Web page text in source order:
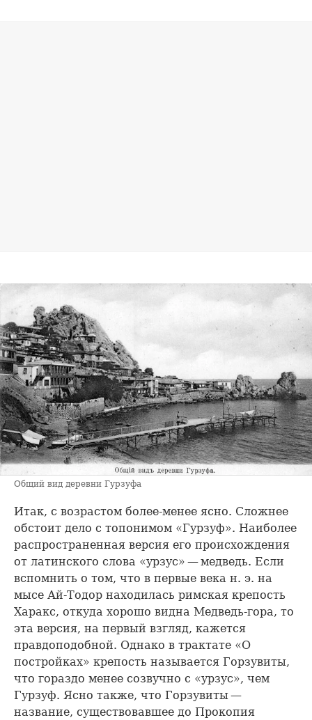
Общий вид деревни Гурзуфа
Итак, с возрастом более-менее ясно. Сложнее
обстоит дело с топонимом «Гурзуф». Наиболее
распространенная версия его происхождения
от латинского слова «урзус» — медведь. Если
вспомнить о том, что в первые века н. э. на
мысе Ай-Тодор находилась римская крепость
Харакс, откуда хорошо видна Медведь-гора, то
эта версия, на первый взгляд, кажется
правдоподобной. Однако в трактате «О
постройках» крепость называется Горзувиты,
что гораздо менее созвучно с «урзус», чем
Гурзуф. Ясно также, что Горзувиты —
название, существовавшее до Прокопия